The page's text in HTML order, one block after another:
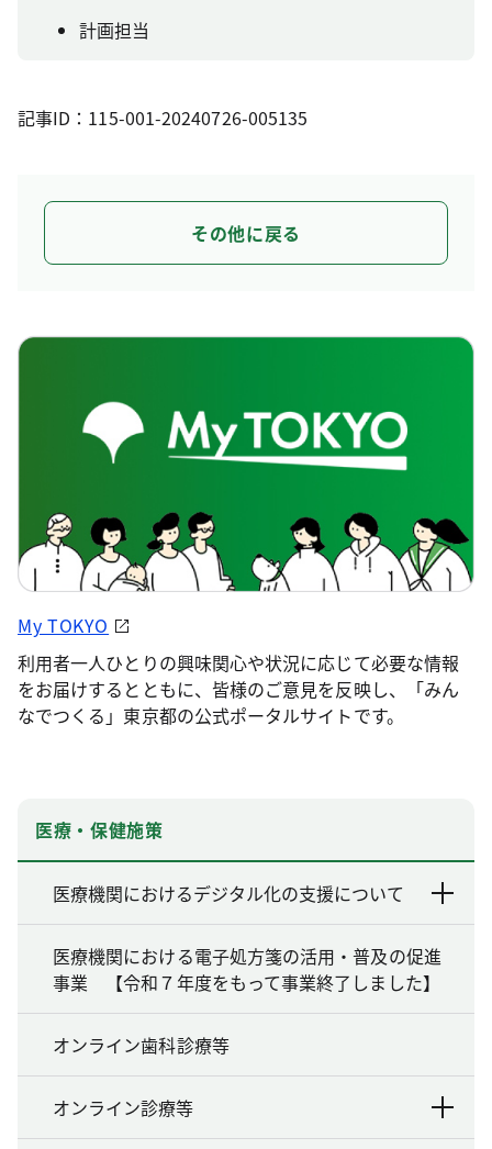
計画担当
記事ID：115-001-20240726-005135
その他に戻る
My TOKYO
利用者一人ひとりの興味関心や状況に応じて必要な情報
をお届けするとともに、皆様のご意見を反映し、「みん
なでつくる」東京都の公式ポータルサイトです。
医療・保健施策
医療機関におけるデジタル化の支援について
医療機関における電子処方箋の活用・普及の促進
事業 【令和７年度をもって事業終了しました】
オンライン歯科診療等
オンライン診療等